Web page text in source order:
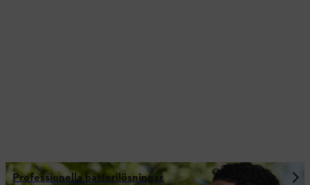
Professionella batterilösningar